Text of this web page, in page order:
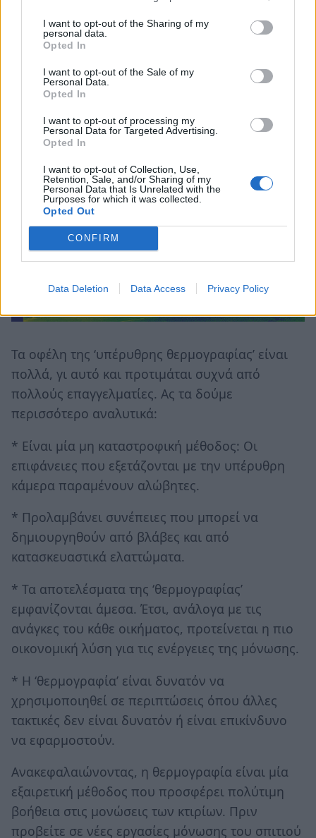
I want to opt-out of the Sharing of my
personal data.
Opted In
I want to opt-out of the Sale of my
Personal Data.
Opted In
I want to opt-out of processing my
Personal Data for Targeted Advertising.
Opted In
I want to opt-out of Collection, Use,
Retention, Sale, and/or Sharing of my
Personal Data that Is Unrelated with the
Purposes for which it was collected.
Opted Out
CONFIRM
Data Deletion Data Access Privacy Policy
‘ποσοτική θερμογραφία’ χρειάζεται να είναι
έμπειρος.
Ποια είναι τα οφέλη της υπέρυθρης
θερμογραφίας
Τα οφέλη της ‘υπέρυθρης θερμογραφίας’ είναι
πολλά, γι αυτό και προτιμάται συχνά από
πολλούς επαγγελματίες. Ας τα δούμε
περισσότερο αναλυτικά:
* Είναι μία μη καταστροφική μέθοδος: Οι
επιφάνειες που εξετάζονται με την υπέρυθρη
κάμερα παραμένουν αλώβητες.
* Προλαμβάνει συνέπειες που μπορεί να
δημιουργηθούν από βλάβες και από
κατασκευαστικά ελαττώματα.
* Τα αποτελέσματα της ‘θερμογραφίας’
εμφανίζονται άμεσα. Έτσι, ανάλογα με τις
ανάγκες του κάθε οικήματος, προτείνεται η πιο
οικονομική λύση για τις ενέργειες της μόνωσης.
* Η ‘θερμογραφία’ είναι δυνατόν να
χρησιμοποιηθεί σε περιπτώσεις όπου άλλες
τακτικές δεν είναι δυνατόν ή είναι επικίνδυνο
να εφαρμοστούν.
Ανακεφαλαιώνοντας, η θερμογραφία είναι μία
εξαιρετική μέθοδος που προσφέρει πολύτιμη
βοήθεια στις μονώσεις των κτιρίων. Πριν
προβείτε σε νέες εργασίες μόνωσης του σπιτιού